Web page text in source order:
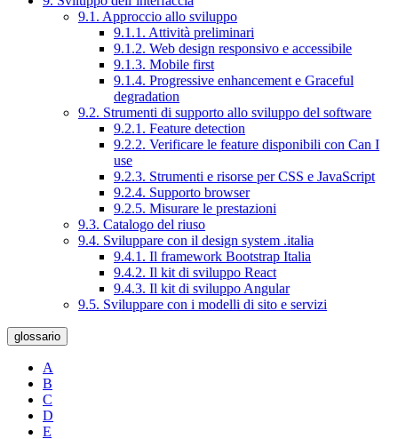
9.1. Approccio allo sviluppo
9.1.1. Attività preliminari
9.1.2. Web design responsivo e accessibile
9.1.3. Mobile first
9.1.4. Progressive enhancement e Graceful
degradation
9.2. Strumenti di supporto allo sviluppo del software
9.2.1. Feature detection
9.2.2. Verificare le feature disponibili con Can I
use
9.2.3. Strumenti e risorse per CSS e JavaScript
9.2.4. Supporto browser
9.2.5. Misurare le prestazioni
9.3. Catalogo del riuso
9.4. Sviluppare con il design system .italia
9.4.1. Il framework Bootstrap Italia
9.4.2. Il kit di sviluppo React
9.4.3. Il kit di sviluppo Angular
9.5. Sviluppare con i modelli di sito e servizi
glossario
A
B
C
D
E